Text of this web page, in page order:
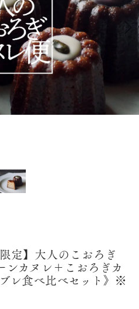
定】大人のこおろぎ
ンカヌレ＋こおろぎカ
レ食べ比べセット》※